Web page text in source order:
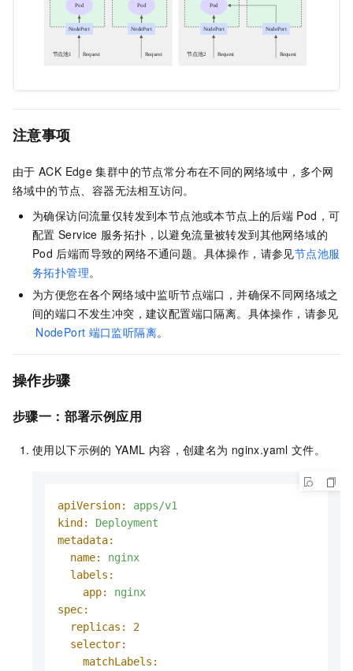
注意事项
由于 ACK Edge 集群中的节点常分布在不同的网络域中，多个网
络域中的节点、容器无法相互访问。
为确保访问流量仅转发到本节点池或本节点上的后端 Pod，可
配置 Service 服务拓扑，以避免流量被转发到其他网络域的
Pod 后端而导致的网络不通问题。具体操作，请参见节点池服
务拓扑管理。
为方便您在各个网络域中监听节点端口，并确保不同网络域之
间的端口不发生冲突，建议配置端口隔离。具体操作，请参见
NodePort 端口监听隔离。
操作步骤
步骤一：部署示例应用
使用以下示例的 YAML 内容，创建名为 nginx.yaml 文件。
apiVersion:
apps/v1
kind:
Deployment
metadata:
name:
nginx
labels:
app:
nginx
spec:
replicas:
2
selector:
matchLabels: